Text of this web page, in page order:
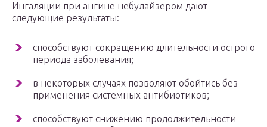
Ингаляции при ангине небулайзером дают
следующие результаты:
способствуют сокращению длительности острого
периода заболевания;
в некоторых случаях позволяют обойтись без
применения системных антибиотиков;
способствуют снижению продолжительности